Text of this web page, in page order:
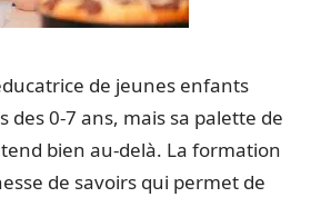
de jeunes enfants
des 0-7 ans, mais sa palette de
bien au-delà. La formation
de savoirs qui permet de